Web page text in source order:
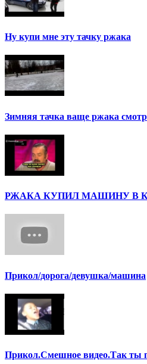
Ну купи мне эту тачку ржака
Зимняя тачка ваще ржака
РЖАКА КУПИЛ МАШИНУ В
Прикол/дорога/девушка/машина
Прикол.Смешное видео.Так ты